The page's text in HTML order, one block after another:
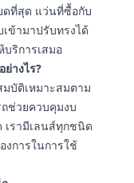
ดที่สุด แว่นที่ซื้อกับ
ข้ามาปรับทรงได้
บริการเสมอ
างไร?
บัติเหมาะสมตาม
ช่วยควบคุมงบ
รามีเลนส์ทุกชนิด
งการในการใช้